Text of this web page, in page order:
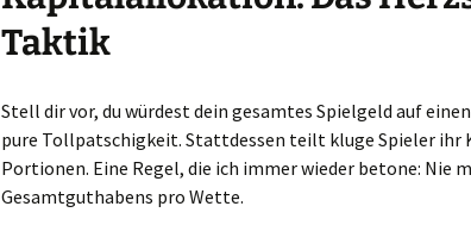
Taktik
Stell dir vor, du würdest dein gesamtes Spielgeld auf
pure Tollpatschigkeit. Stattdessen teilt kluge Spieler
Portionen. Eine Regel, die ich immer wieder betone: Nie
Gesamtguthabens pro Wette.